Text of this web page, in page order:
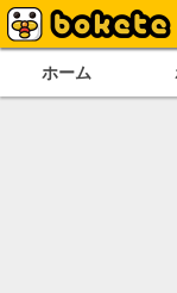
ホーム